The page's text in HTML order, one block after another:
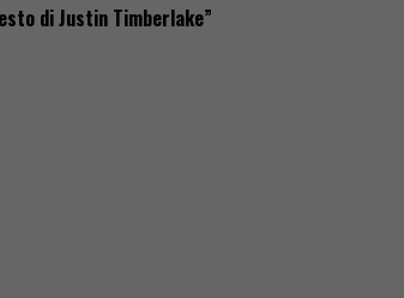
di Justin Timberlake”